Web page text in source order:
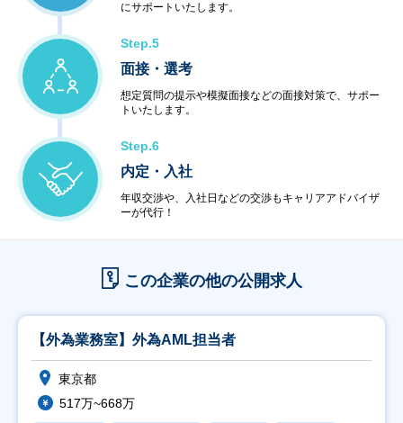
にサポートいたします。
Step.5
面接・選考
想定質問の提示や模擬面接などの面接対策で、サポー
トいたします。
Step.6
内定・入社
年収交渉や、入社日などの交渉もキャリアアドバイザ
ーが代行！
この企業の他の公開求人
【外為業務室】外為AML担当者
東京都
517万~668万